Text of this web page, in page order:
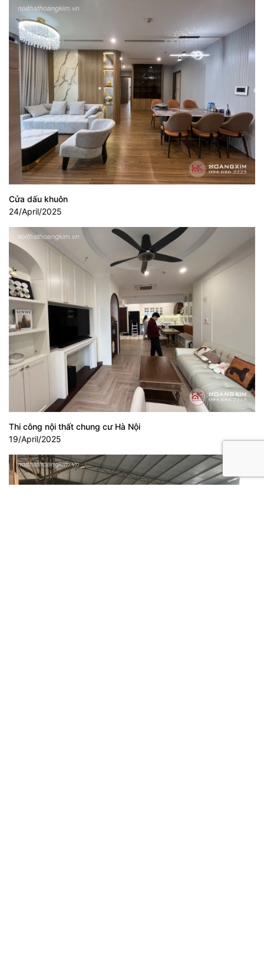
Cửa dấu khuôn
24/April/2025
Thi công nội thất chung cư Hà Nội
19/April/2025